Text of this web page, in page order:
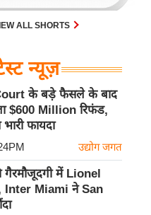
ALL SHORTS
न्यूज़
के बड़े फैसले के बाद
$600 Million रिफंड,
भारी फायदा
उद्योग जगत
में Lionel
Inter Miami ने San